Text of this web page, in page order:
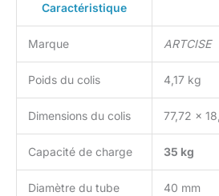
Caractéristique
Marque ARTCISE
Poids du colis 4,17 kg
Dimensions du colis 77,72 x
Capacité de charge 35 kg
Diamètre du tube 40 mm